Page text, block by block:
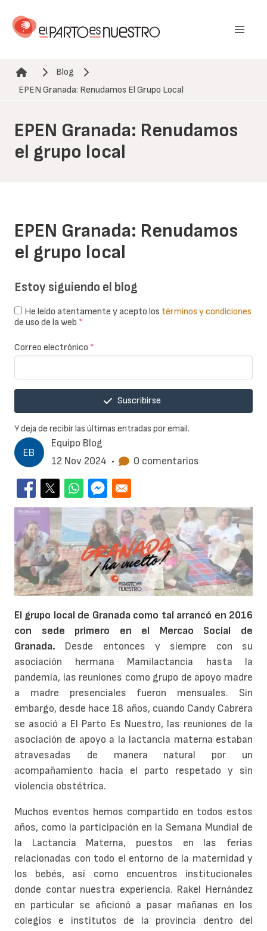
contenido
Ruta de navegación
Blog
EPEN Granada: Renudamos El Grupo Local
EPEN Granada: Renudamos
el grupo local
Equipo Blog
12 Nov 2024 • 0 comentarios
EPEN Granada: Renudamos
el grupo local
El grupo local de Granada como tal arrancó en 2016
con sede primero en el Mercao Social de
Granada. Desde entonces y siempre con su
asociación hermana Mamilactancia hasta la
pandemia, las reuniones como grupo de apoyo madre
a madre presenciales fueron mensuales. Sin
embargo, desde hace 18 años, cuando Candy Cabrera
se asoció a El Parto Es Nuestro, las reuniones de la
asociación de apoyo a la lactancia materna estaban
atravesadas de manera natural por un
acompañamiento hacia el parto respetado y sin
violencia obstétrica.
Muchos eventos hemos compartido en todos estos
años, como la participación en la Semana Mundial de
la Lactancia Materna, puestos en las ferias
relacionadas con todo el entorno de la maternidad y
los bebés, así como encuentros institucionales
donde contar nuestra experiencia. Rakel Hernández
en particular se aficionó a pasar mañanas en los
colegios e institutos de la provincia dentro del
Estoy siguiendo el blog
He leído atentamente y acepto los términos y condiciones
de uso de la web *
Correo electrónico *
Suscribirse
Y deja de recibir las últimas entradas por email.